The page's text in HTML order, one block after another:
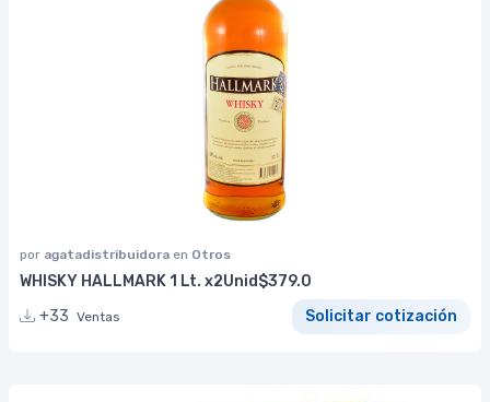
por agatadistribuidora en Otros
WHISKY HALLMARK 1 Lt. x2Unid$379.0
+33 Ventas Solicitar cotización